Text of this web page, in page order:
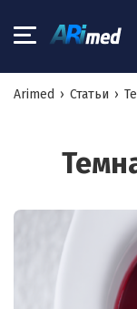
Arimed › Статьи ›
Ваше имя:*
Ваш телефон:*